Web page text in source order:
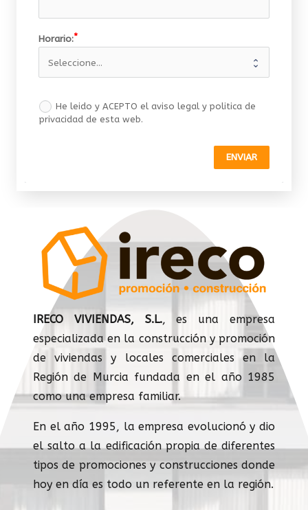
Horario:
He leido y ACEPTO el aviso legal y politica de
privacidad de esta web.
ENVIAR
IRECO VIVIENDAS, S.L., es una empresa
especializada en la construcción y promoción
de viviendas y locales comerciales en la
Región de Murcia fundada en el año 1985
como una empresa familiar.
En el año 1995, la empresa evolucionó y dio
el salto a la edificación propia de diferentes
tipos de promociones y construcciones donde
hoy en día es todo un referente en la región.